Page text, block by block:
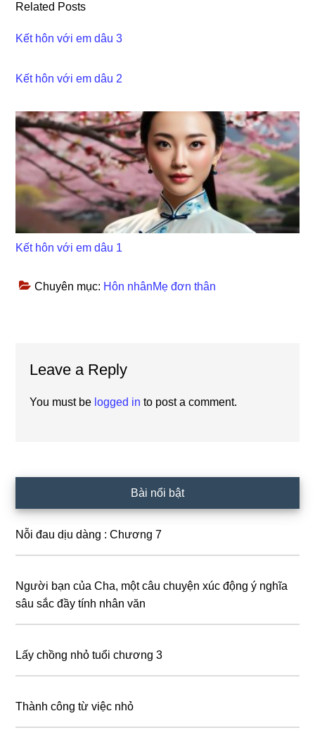
Related Posts
Kết hôn với em dâu 3
Kết hôn với em dâu 2
Kết hôn với em dâu 1
Chuyên mục: Hôn nhânMẹ đơn thân
Interactions
Leave a Reply
You must be logged in to post a comment.
Sidebar
Bài nổi bật
Nỗi đau dịu dàng : Chương 7
Người bạn của Cha, một câu chuyện xúc động ý nghĩa
sâu sắc đầy tính nhân văn
Lấy chồng nhỏ tuổi chương 3
Thành công từ việc nhỏ